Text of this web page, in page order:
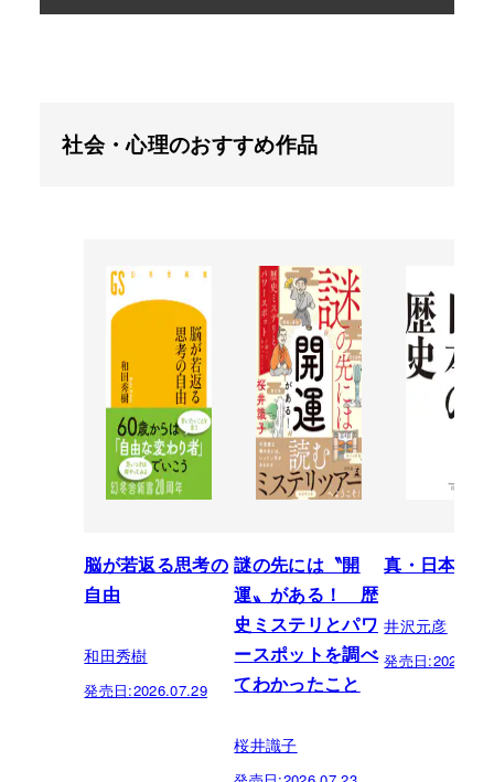
社会・心理のおすすめ作品
脳が若返る思考の
自由
和田秀樹
発売日:2026.07.29
謎の先には〝開
運〟がある！ 歴
史ミステリとパワ
ースポットを調べ
てわかったこと
桜井識子
真・日本の
井沢元彦
発売日: